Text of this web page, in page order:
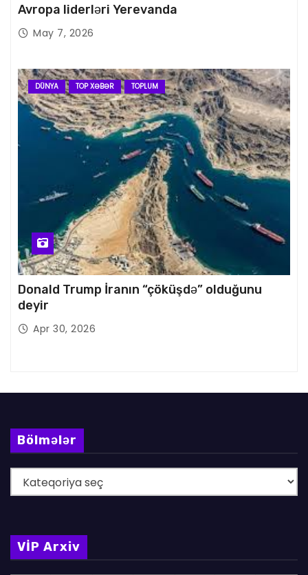
Avropa liderləri Yerevanda
May 7, 2026
DÜNYA TOP XƏBƏR TOPLUM
Donald Trump İranın “çöküşdə” olduğunu
deyir
Apr 30, 2026
Bölmələr
ö
m
VİP Arxiv